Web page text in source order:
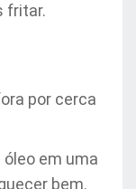
fritar.
por cerca
óleo em uma
bem.